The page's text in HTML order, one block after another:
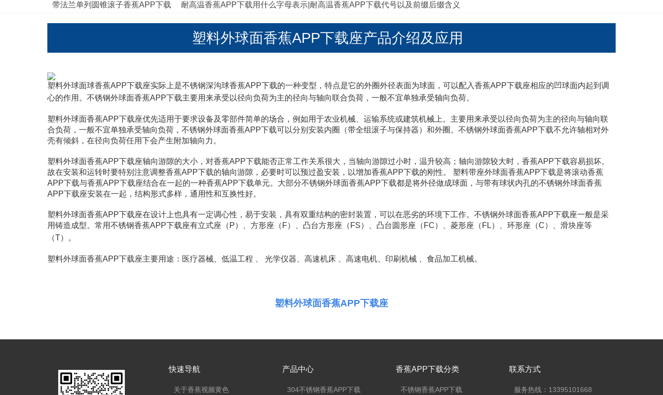
带法兰单列圆锥滚子香蕉APP下载
耐高温香蕉APP下载用什么字母表示|耐高温香蕉APP下载代号以及前缀后缀含义
塑料外球面香蕉APP下载座产品介绍及应用
塑料外球面球香蕉APP下载座实际上是不锈钢深沟球香蕉APP下载的一种变型，特点是它的外圈外径表面为球面，可以配入香蕉APP下载座相应的凹球面内起到调
心的作用。不锈钢外球面香蕉APP下载主要用来承受以径向负荷为主的径向与轴向联合负荷，一般不宜单独承受轴向负荷。
塑料外球面香蕉APP下载座优先适用于要求设备及零部件简单的场合，例如用于农业机械、运输系统或建筑机械上。主要用来承受以径向负荷为主的径向与轴向联
合负荷，一般不宜单独承受轴向负荷，不锈钢外球面香蕉APP下载可以分别安装内圈（带全组滚子与保持器）和外圈。不锈钢外球面香蕉APP下载不允许轴相对外
壳有倾斜，在径向负荷任用下会产生附加轴向力。
塑料外球面香蕉APP下载座轴向游隙的大小，对香蕉APP下载能否正常工作关系很大，当轴向游隙过小时，温升较高；轴向游隙较大时，香蕉APP下载容易损坏。
故在安装和运转时要特别注意调整香蕉APP下载的轴向游隙，必要时可以预过盈安装，以增加香蕉APP下载的刚性。 塑料带座外球面香蕉APP下载是将滚动香蕉
APP下载与香蕉APP下载座结合在一起的一种香蕉APP下载单元。大部分不锈钢外球面香蕉APP下载都是将外径做成球面，与带有球状内孔的不锈钢外球面香蕉
APP下载座安装在一起，结构形式多样，通用性和互换性好。
塑料外球面香蕉APP下载座在设计上也具有一定调心性，易于安装，具有双重结构的密封装置，可以在恶劣的环境下工作。不锈钢外球面香蕉APP下载座一般是采
用铸造成型。常用不锈钢香蕉APP下载座有立式座（P）、方形座（F）、凸台方形座（FS）、凸台圆形座（FC）、菱形座（FL）、环形座（C）、滑块座等
（T）。
塑料外球面香蕉APP下载座主要用途：医疗器械、低温工程 、 光学仪器、高速机床 、高速电机、印刷机械 、食品加工机械。
塑料外球面香蕉APP下载座
快速导航
关于香蕉视频黄色
产品中心
304不锈钢香蕉APP下载
香蕉APP下载分类
不锈钢香蕉APP下载
联系方式
服务热线：13395101668